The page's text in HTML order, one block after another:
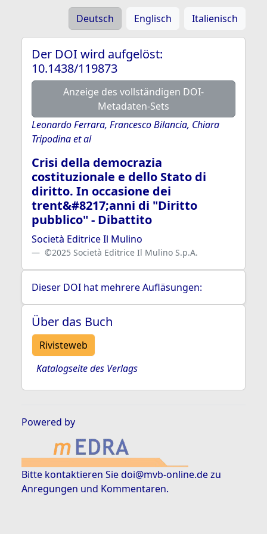
Deutsch Englisch Italienisch
Der DOI wird aufgelöst:
10.1438/119873
Anzeige des vollständigen DOI-
Metadaten-Sets
Leonardo Ferrara, Francesco Bilancia, Chiara
Tripodina et al
Crisi della democrazia
costituzionale e dello Stato di
diritto. In occasione dei
trent&#8217;anni di "Diritto
pubblico" - Dibattito
Società Editrice Il Mulino
©2025 Società Editrice Il Mulino S.p.A.
Dieser DOI hat mehrere Aufläsungen:
Über das Buch
Rivisteweb
Katalogseite des Verlags
Powered by
Bitte kontaktieren Siedoi@mvb-online.dezu
Anregungen und Kommentaren.